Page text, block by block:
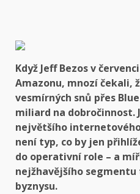
Když Jeff Bezos v
Amazonu, mnozí čekali,
vesmírných snů přes
miliard na dobročinnost.
největšího
není typ, co by jen
do operativní role – a
nejžhavějšího
byznysu.